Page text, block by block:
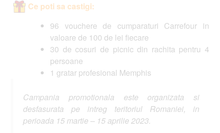
Ce poti sa castigi:
96 vouchere de cumparaturi Carrefour in
valoare de 100 de lei fiecare
30 de cosuri de picnic din rachita pentru 4
persoane
1 gratar profesional Memphis
Campania promotionala este organizata si
desfasurata pe intreg teritoriul Romaniei, in
perioada 15 martie – 15 aprilie 2023.